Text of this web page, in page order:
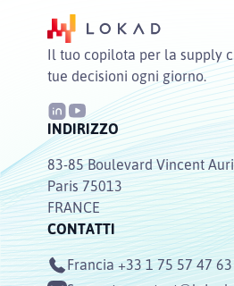
Il tuo copilota per la supply
tue decisioni ogni giorno.
INDIRIZZO
83-85 Boulevard Vincent
Paris 75013
FRANCE
CONTATTI
Francia +33 1 75 57 47 63